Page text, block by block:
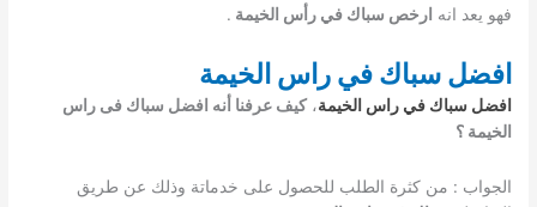
فهو يعد انه ارخص سباك في رأس الخيمة .
افضل سباك في راس الخيمة
افضل سباك في راس الخيمة،كيف عرفنا أنه افضل سباك فى راس
الخيمة ؟
الجواب : من كثرة الطلب للحصول على خدماتة وذلك عن طريق